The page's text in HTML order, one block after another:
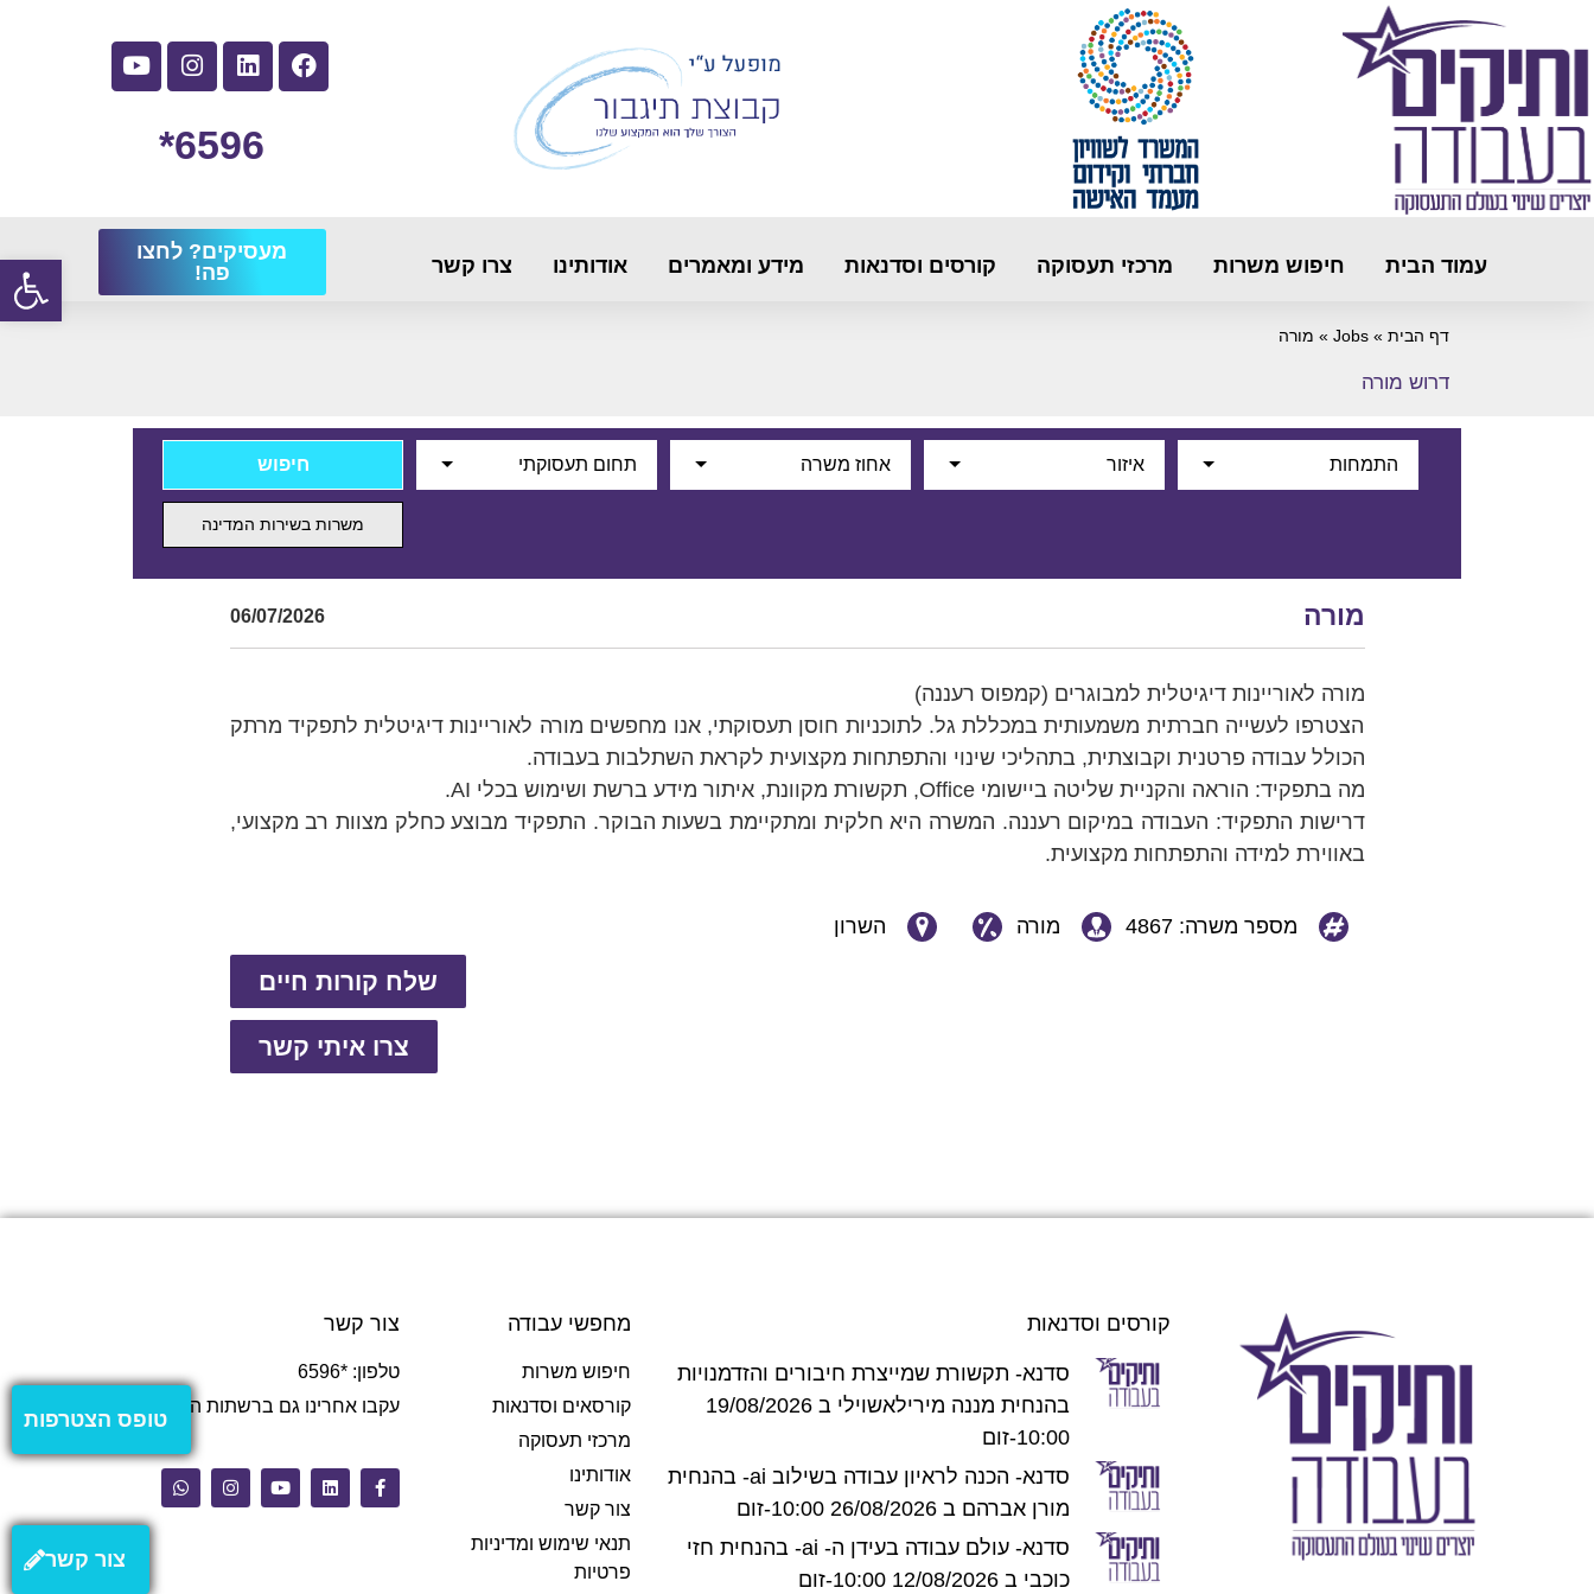
6596*
עמוד הבית חיפוש משרות מרכזי תעסוקה קורסים וסדנאות מידע ומאמרים אודותינו צרו קשר
מעסיקים? לחצו
פה!
דף הבית »
Jobs
» מורה
דרוש מורה
התמחות איזור אחוז משרה תחום תעסוקתי
משרות בשירות המדינה
מורה 06/07/2026
מורה לאוריינות דיגיטלית למבוגרים (קמפוס רעננה)
הצטרפו לעשייה חברתית משמעותית במכללת גל. לתוכניות חוסן תעסוקתי, אנו מחפשים מורה לאוריינות דיגיטלית לתפקיד מרתק
הכולל עבודה פרטנית וקבוצתית, בתהליכי שינוי והתפתחות מקצועית לקראת השתלבות בעבודה.
מה בתפקיד: הוראה והקניית שליטה ביישומי Office, תקשורת מקוונת, איתור מידע ברשת ושימוש בכלי AI.
דרישות התפקיד: העבודה במיקום רעננה. המשרה היא חלקית ומתקיימת בשעות הבוקר. התפקיד מבוצע כחלק מצוות רב מקצועי,
באווירת למידה והתפתחות מקצועית.
מספר משרה: 4867 מורה השרון
שלח קורות חיים
צרו איתי קשר
צור קשר
טופס הצטרפות
קורסים וסדנאות
סדנא- תקשורת שמייצרת חיבורים והזדמנויות
בהנחית מננה מירילאשוילי ב 19/08/2026
10:00-זום
סדנא- הכנה לראיון עבודה בשילוב ai- בהנחית
מורן אברהם ב 26/08/2026 10:00-זום
סדנא- עולם עבודה בעידן ה- ai- בהנחית חזי
כוכבי ב 12/08/2026 10:00-זום
מחפשי עבודה
חיפוש משרות
קורסאים וסדנאות
מרכזי תעסוקה
אודותינו
צור קשר
תנאי שימוש ומדיניות
פרטיות
צור קשר
טלפון: *6596
עקבו אחרינו גם ברשתות החברתיות